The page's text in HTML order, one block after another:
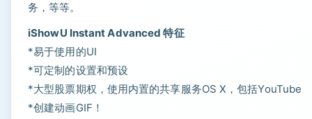
务，等等。
iShowU Instant Advanced 特征
*易于使用的UI
*可定制的设置和预设
*大型股票期权，使用内置的共享服务OS X，包括YouTube
*创建动画GIF！